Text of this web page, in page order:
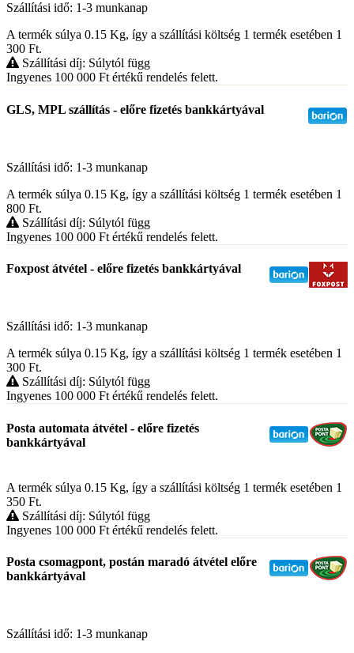
Szállítási idő: 1-3 munkanap
A termék súlya 0.15 Kg, így a szállítási költség 1 termék esetében 1
300 Ft.
Szállítási díj: Súlytól függ
Ingyenes 100 000 Ft értékű rendelés felett.
GLS, MPL szállítás - előre fizetés bankkártyával
Szállítási idő: 1-3 munkanap
A termék súlya 0.15 Kg, így a szállítási költség 1 termék esetében 1
800 Ft.
Szállítási díj: Súlytól függ
Ingyenes 100 000 Ft értékű rendelés felett.
Foxpost átvétel - előre fizetés bankkártyával
Szállítási idő: 1-3 munkanap
A termék súlya 0.15 Kg, így a szállítási költség 1 termék esetében 1
300 Ft.
Szállítási díj: Súlytól függ
Ingyenes 100 000 Ftértékű rendelés felett.
Posta automata átvétel - előre fizetés
bankkártyával
A termék súlya 0.15 Kg, így a szállítási költség 1 termék esetében 1
350 Ft.
Szállítási díj: Súlytól függ
Ingyenes 100 000 Ft értékű rendelés felett.
Posta csomagpont, postán maradó átvétel előre
bankkártyával
Szállítási idő: 1-3 munkanap